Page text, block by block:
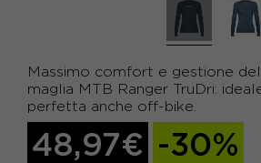
Massimo comfort e gestione
maglia MTB Ranger TruDri:
perfetta anche off-bike.
48,97€ -30%